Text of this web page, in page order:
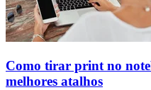
Como tirar print no
melhores atalhos